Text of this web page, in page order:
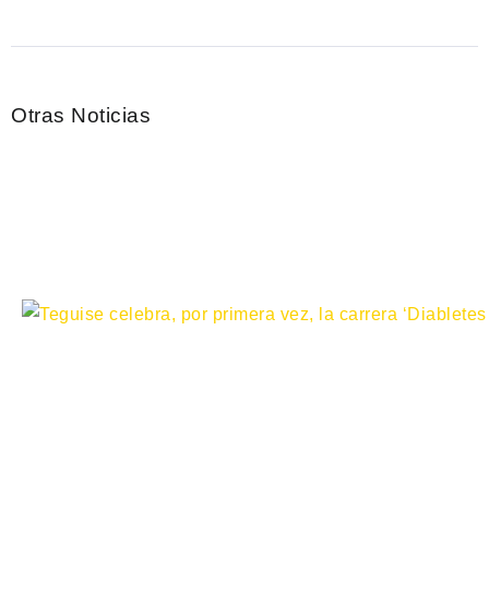
Otras Noticias